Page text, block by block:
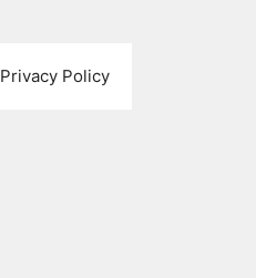
Privacy Policy